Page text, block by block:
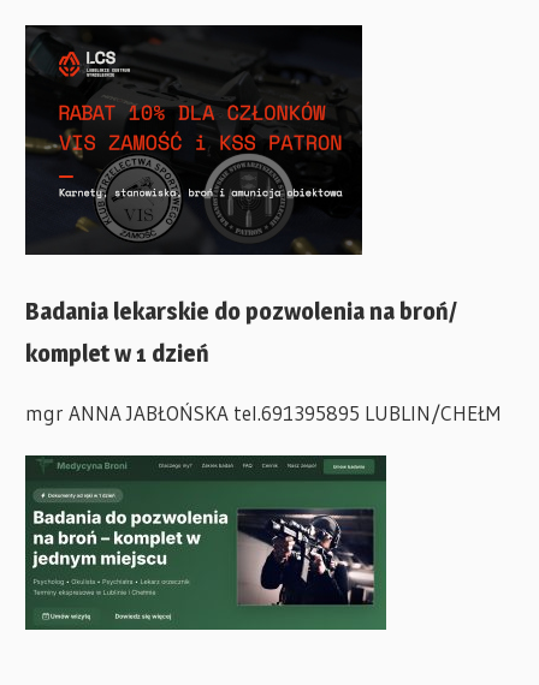
Badania lekarskie do pozwolenia na broń/
komplet w 1 dzień
mgr ANNA JABŁOŃSKA tel.691395895 LUBLIN/CHEŁM